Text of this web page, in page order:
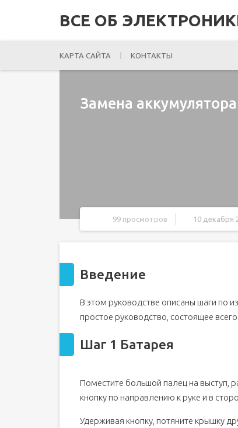
ВСЕ ОБ
КАРТА САЙТА КОНТАКТЫ
Замена
99 просмотров 10 декабря
Введение
В этом руководстве описаны шаги по
простое руководство, состоящее
Шаг 1 Батарея
Поместите большой палец на выступ,
кнопку по направлению к руке и в
Удерживая кнопку, потяните крышку